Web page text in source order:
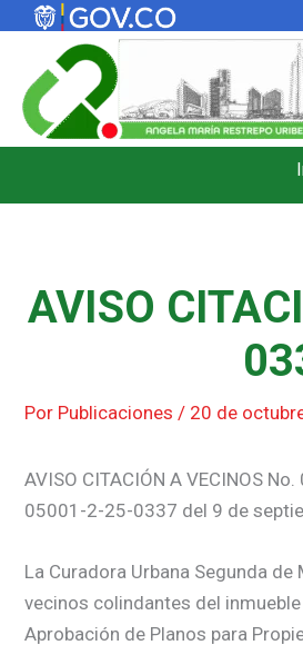
contenido
AVISO
Por Publicaciones / 20 de
AVISO CITACIÓN A VECINOS
05001-2-25-0337 del 9 de
La Curadora Urbana Segunda
vecinos colindantes del
Aprobación de Planos para